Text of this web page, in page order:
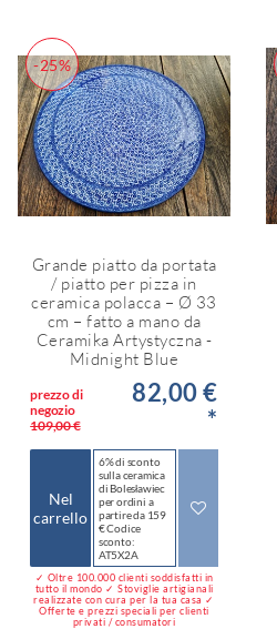
-25%
Grande piatto da portata
/ piatto per pizza in
ceramica polacca – Ø 33
cm – fatto a mano da
Ceramika Artystyczna -
Midnight Blue
prezzo di
negozio
109,00 €
82,00 €
*
Nel
carrello
6% di sconto
sulla ceramica
di Bolesławiec
per ordini a
partire da 159
€ Codice
sconto:
AT5X2A
✓ Oltre 100.000 clienti soddisfatti in
tutto il mondo ✓ Stoviglie artigianali
realizzate con cura per la tua casa ✓
Offerte e prezzi speciali per clienti
privati / consumatori